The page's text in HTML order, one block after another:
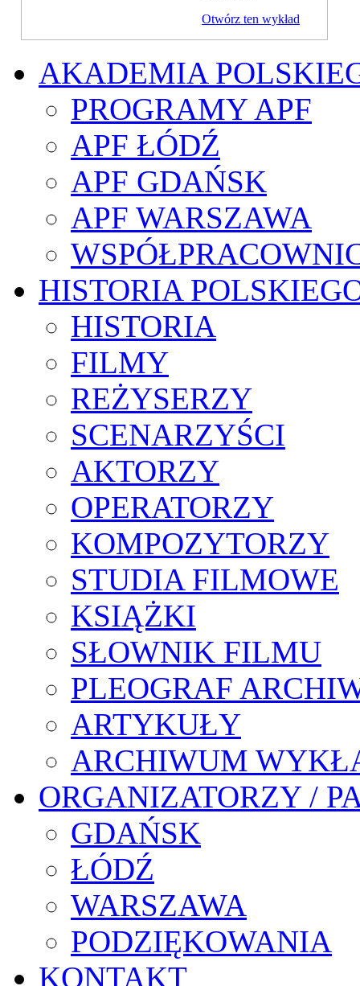
Otwórz ten wykład
AKADEMIA
PROGRAMY APF
APF ŁÓDŹ
APF GDAŃSK
APF WARSZAWA
HISTORIA
HISTORIA
FILMY
REŻYSERZY
SCENARZYŚCI
AKTORZY
OPERATORZY
KOMPOZYTORZY
STUDIA FILMOWE
KSIĄŻKI
SŁOWNIK FILMU
PLEOGRAF
ARTYKUŁY
ARCHIWUM
ORGANIZATORZY /
GDAŃSK
ŁÓDŹ
WARSZAWA
PODZIĘKOWANIA
KONTAKT